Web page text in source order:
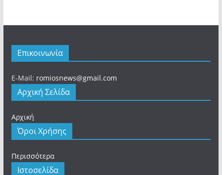
Επικοινωνία
E-Mail: romiosnews@gmail.com
Αρχική Σελίδα
Αρχική
Όροι Χρήσης
Περισσότερα
Ιστοσελίδα